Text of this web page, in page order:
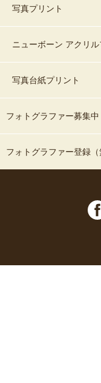
写真プリント
ニューボーン アクリ
写真台紙プリント
フォトグラファー募集中
フォトグラファー登録（